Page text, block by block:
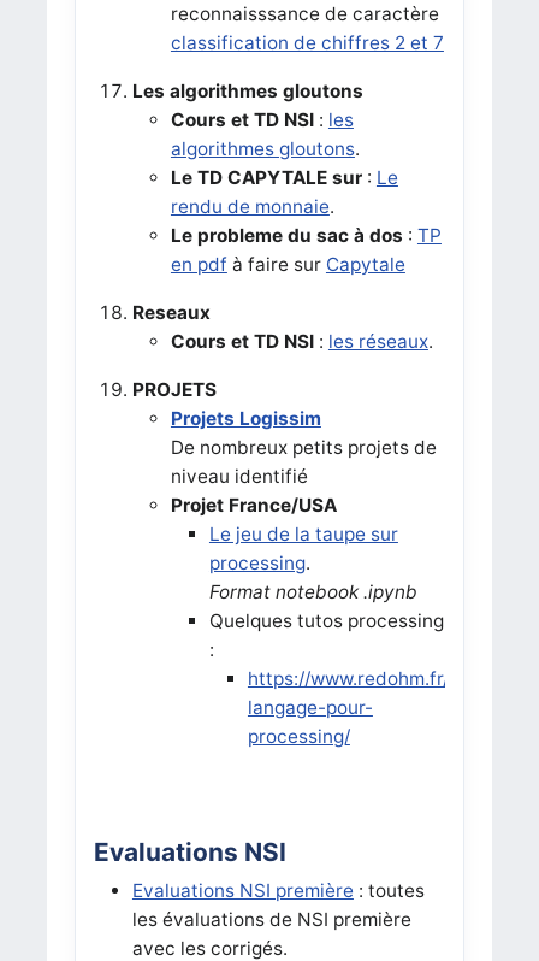
reconnaisssance de caractère
classification de chiffres 2 et 7
Les algorithmes gloutons
Cours et TD NSI: les
algorithmes gloutons.
Le TD CAPYTALE sur: Le
rendu de monnaie.
Le probleme du sac à dos : TP
en pdfà faire sur Capytale
Reseaux
Cours et TD NSI: les réseaux.
PROJETS
Projets Logissim
De nombreux petits projets de
niveau identifié
Projet France/USA
Le jeu de la taupe sur
processing.
Format notebook .ipynb
Quelques tutos processing
:
https://www.redohm.fr/2017/06/
langage-pour-
processing/
Evaluations NSI
Evaluations NSI première : toutes
les évaluations de NSI première
avec les corrigés.